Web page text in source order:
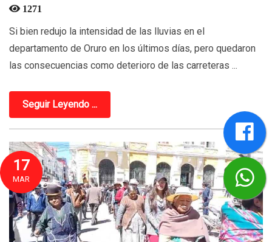
1271
Si bien redujo la intensidad de las lluvias en el
departamento de Oruro en los últimos días, pero quedaron
las consecuencias como deterioro de las carreteras ...
Seguir Leyendo ...
17
MAR